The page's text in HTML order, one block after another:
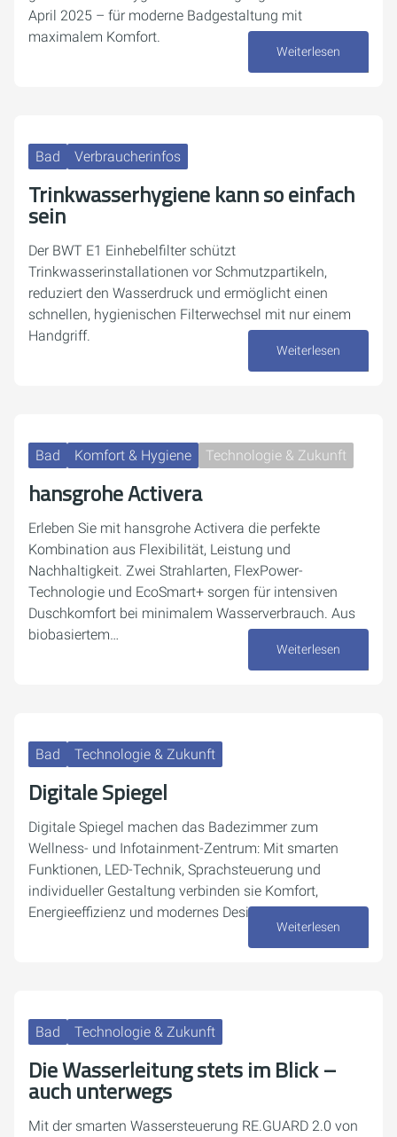
April 2025 – für moderne Badgestaltung mit
maximalem Komfort.
Weiterlesen
Bad Verbraucherinfos
Trinkwasserhygiene kann so einfach
sein
Der BWT E1 Einhebelfilter schützt
Trinkwasserinstallationen vor Schmutzpartikeln,
reduziert den Wasserdruck und ermöglicht einen
schnellen, hygienischen Filterwechsel mit nur einem
Handgriff.
Weiterlesen
Bad Komfort & Hygiene Technologie & Zukunft
hansgrohe Activera
Erleben Sie mit hansgrohe Activera die perfekte
Kombination aus Flexibilität, Leistung und
Nachhaltigkeit. Zwei Strahlarten, FlexPower-
Technologie und EcoSmart+ sorgen für intensiven
Duschkomfort bei minimalem Wasserverbrauch. Aus
biobasiertem…
Weiterlesen
Bad Technologie & Zukunft
Digitale Spiegel
Digitale Spiegel machen das Badezimmer zum
Wellness- und Infotainment-Zentrum: Mit smarten
Funktionen, LED-Technik, Sprachsteuerung und
individueller Gestaltung verbinden sie Komfort,
Energieeffizienz und modernes Design.
Weiterlesen
Bad Technologie & Zukunft
Die Wasserleitung stets im Blick –
auch unterwegs
Mit der smarten Wassersteuerung RE.GUARD 2.0 von